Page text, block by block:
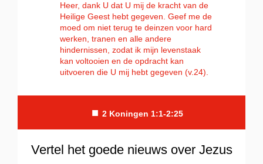
Heer, dank U dat U mij de kracht van de
Heilige Geest hebt gegeven. Geef me de
moed om niet terug te deinzen voor hard
werken, tranen en alle andere
hindernissen, zodat ik mijn levenstaak
kan voltooien en de opdracht kan
uitvoeren die U mij hebt gegeven (v.24).
■ 2 Koningen 1:1-2:25
Vertel het goede nieuws over Jezus